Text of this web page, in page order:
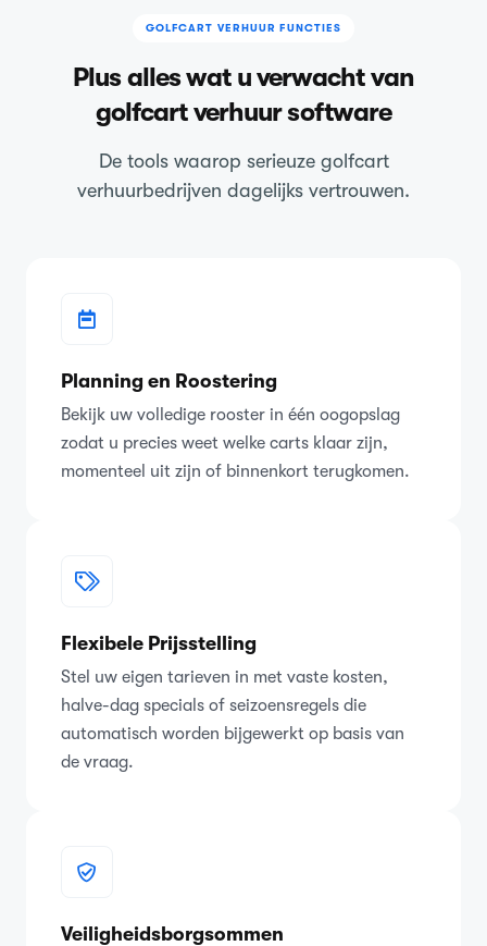
GOLFCART VERHUUR FUNCTIES
Plus alles wat u verwacht van
golfcart verhuur software
De tools waarop serieuze golfcart
verhuurbedrijven dagelijks vertrouwen.
Planning en Roostering
Bekijk uw volledige rooster in één oogopslag
zodat u precies weet welke carts klaar zijn,
momenteel uit zijn of binnenkort terugkomen.
Flexibele Prijsstelling
Stel uw eigen tarieven in met vaste kosten,
halve-dag specials of seizoensregels die
automatisch worden bijgewerkt op basis van
de vraag.
Veiligheidsborgsommen